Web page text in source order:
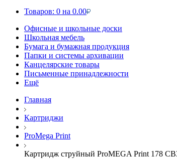
Товаров: 0 на 0.00
Офисные и школьные доски
Школьная мебель
Бумага и бумажная продукция
Папки и системы архивации
Канцелярские товары
Письменные принадлежности
Ещё
Главная
Картриджи
ProMega Print
Картридж струйный ProMEGA Print 178